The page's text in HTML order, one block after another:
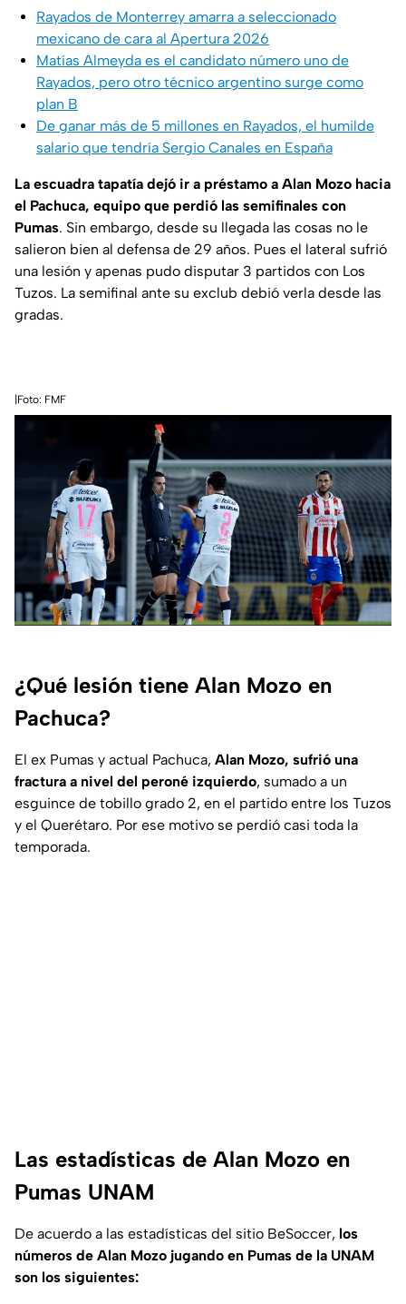
Rayados de Monterrey amarra a seleccionado
mexicano de cara al Apertura 2026
Matías Almeyda es el candidato número uno de
Rayados, pero otro técnico argentino surge como
plan B
De ganar más de 5 millones en Rayados, el humilde
salario que tendría Sergio Canales en España
La escuadra tapatía dejó ir a préstamo a Alan Mozo hacia
el Pachuca, equipo que perdió las semifinales con
Pumas. Sin embargo, desde su llegada las cosas no le
salieron bien al defensa de 29 años. Pues el lateral sufrió
una lesión y apenas pudo disputar 3 partidos con Los
Tuzos. La semifinal ante su exclub debió verla desde las
gradas.
|Foto: FMF
¿Qué lesión tiene Alan Mozo en
Pachuca?
El ex Pumas y actual Pachuca, Alan Mozo, sufrió una
fractura a nivel del peroné izquierdo, sumado a un
esguince de tobillo grado 2, en el partido entre los Tuzos
y el Querétaro. Por ese motivo se perdió casi toda la
temporada.
Las estadísticas de Alan Mozo en
Pumas UNAM
De acuerdo a las estadísticas del sitio BeSoccer, los
números de Alan Mozo jugando en Pumas de la UNAM
son los siguientes: